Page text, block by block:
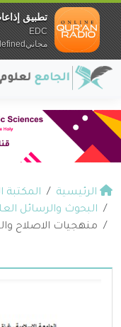
الرئيسية المكتبة
البحوث والرسائل
منهجيات الاصلاح
تطبيق
EDC
مجانيundefined